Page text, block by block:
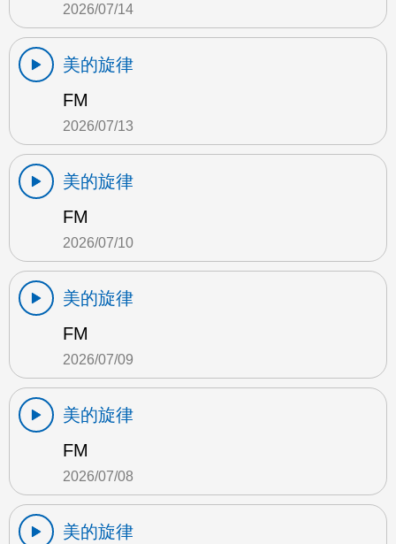
2026/07/14
美的旋律
FM
2026/07/13
美的旋律
FM
2026/07/10
美的旋律
FM
2026/07/09
美的旋律
FM
2026/07/08
美的旋律